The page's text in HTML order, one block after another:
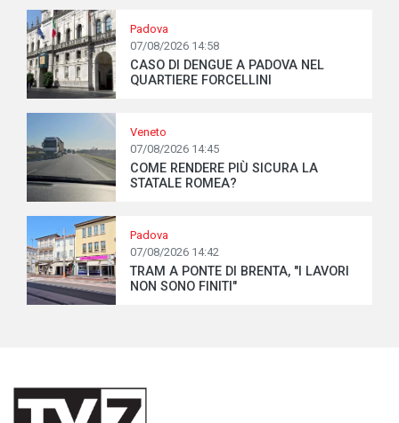
Padova
07/08/2026 14:58
CASO DI DENGUE A PADOVA NEL
QUARTIERE FORCELLINI
Veneto
07/08/2026 14:45
COME RENDERE PIÙ SICURA LA
STATALE ROMEA?
Padova
07/08/2026 14:42
TRAM A PONTE DI BRENTA, "I LAVORI
NON SONO FINITI"